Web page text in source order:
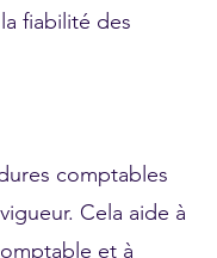
fiabilité des
comptables
Cela aide à
et à